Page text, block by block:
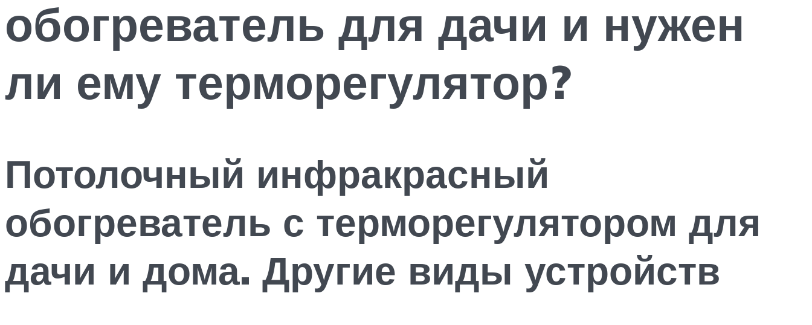
обогреватель для дачи и нужен
ли ему терморегулятор?
Потолочный инфракрасный
обогреватель с терморегулятором для
дачи и дома. Другие виды устройств